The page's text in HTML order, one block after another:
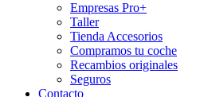
Empresas Pro+
Taller
Tienda Accesorios
Compramos tu coche
Recambios originales
Seguros
Contacto